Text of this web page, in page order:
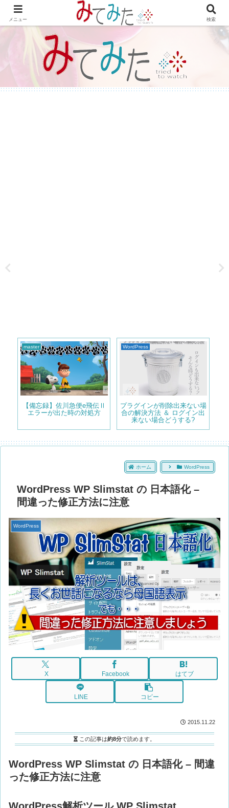
WordPressで綴る情報＆レビュー プラグインの紹介やテーマのカスタマイズ
等も書いてます。
WordPress
プラグインが削除出来ない場
合の解決方法 ＆ ログイン出
プラグイン
ページ毎にタイトルを非表示
にする 方法 Hide Title の使
い方
ホーム WordPress
WordPress WP Slimstat の 日本語化 –
間違った修正方法に注意
WordPress
X Facebook はてブ
LINE コピー
2015.11.22
この記事は約8分で読めます。
WordPress WP Slimstat の 日本語化 – 間違
った修正方法に注意
メニュー 検索